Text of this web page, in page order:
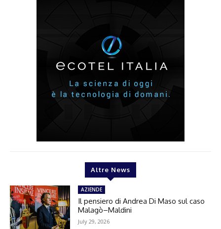
Altre News
AZIENDE
Il pensiero di Andrea Di Maso sul caso
Malagò–Maldini
July 29, 2026